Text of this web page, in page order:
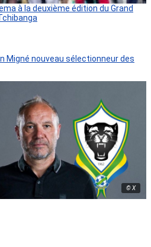
à la deuxième édition du Grand
Migné nouveau sélectionneur des
© X